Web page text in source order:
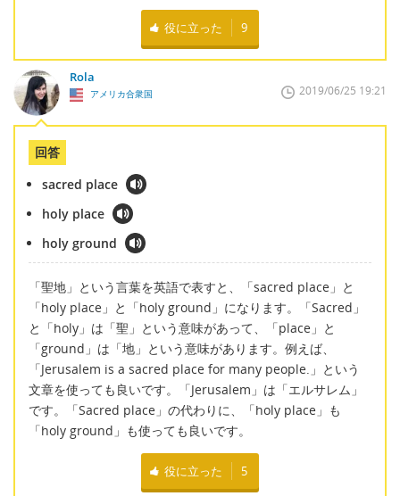
役に立った 9
Rola
アメリカ合衆国 2019/06/25 19:21
回答
sacred place
holy place
holy ground
「聖地」という言葉を英語で表すと、「sacred place」と
「holy place」と「holy ground」になります。「Sacred」
と「holy」は「聖」という意味があって、「place」と
「ground」は「地」という意味があります。例えば、
「Jerusalem is a sacred place for many people.」という
文章を使っても良いです。「Jerusalem」は「エルサレム」
です。「Sacred place」の代わりに、「holy place」も
「holy ground」も使っても良いです。
役に立った 5